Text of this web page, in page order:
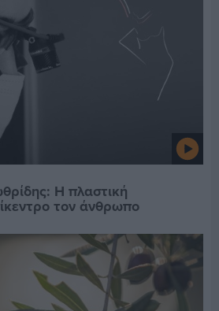
Η πλαστική
τον άνθρωπο